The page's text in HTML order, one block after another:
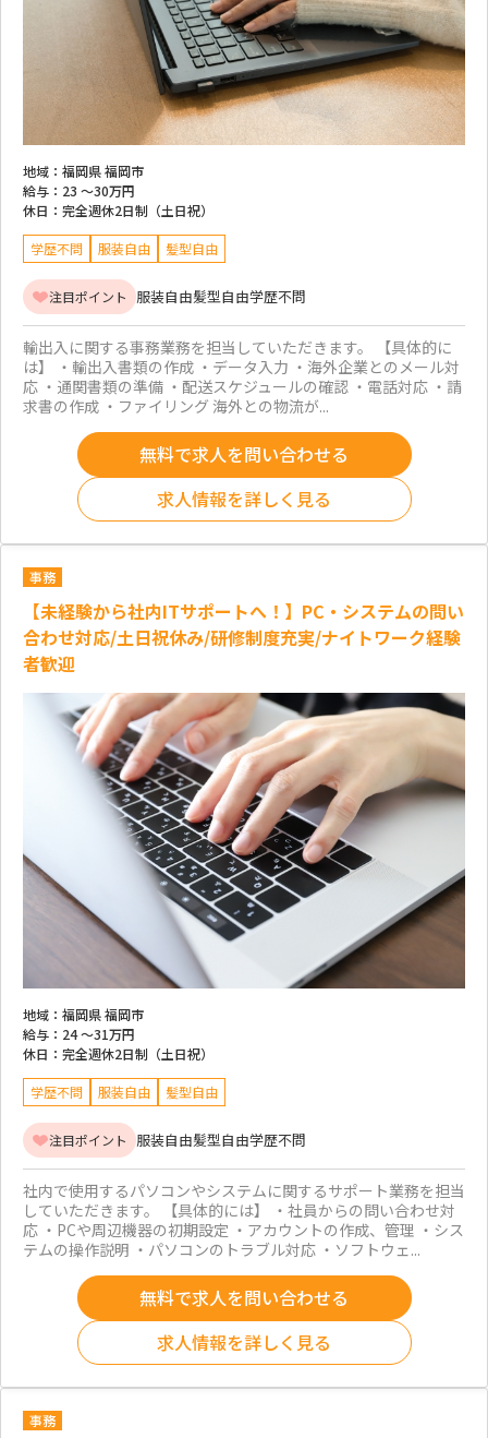
地域： 福岡県 福岡市
給与： 23 ～30万円
休日： 完全週休2日制（土日祝）
学歴不問 服装自由 髪型自由
注目ポイント 服装自由髪型自由学歴不問
輸出入に関する事務業務を担当していただきます。 【具体的に
は】 ・輸出入書類の作成 ・データ入力 ・海外企業とのメール対
応 ・通関書類の準備 ・配送スケジュールの確認 ・電話対応 ・請
求書の作成 ・ファイリング 海外との物流が...
無料で求人を問い合わせる
求人情報を詳しく見る
事務
【未経験から社内ITサポートへ！】PC・システムの問い
合わせ対応/土日祝休み/研修制度充実/ナイトワーク経験
者歓迎
地域： 福岡県 福岡市
給与： 24 ～31万円
休日： 完全週休2日制（土日祝）
学歴不問 服装自由 髪型自由
注目ポイント 服装自由髪型自由学歴不問
社内で使用するパソコンやシステムに関するサポート業務を担当
していただきます。 【具体的には】 ・社員からの問い合わせ対
応 ・PCや周辺機器の初期設定 ・アカウントの作成、管理 ・シス
テムの操作説明 ・パソコンのトラブル対応 ・ソフトウェ...
無料で求人を問い合わせる
求人情報を詳しく見る
事務